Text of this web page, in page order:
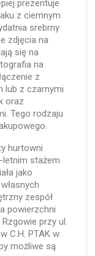
prezentuje
z ciemnym
srebrny
zdjęcia na
się na
na
z
lub z czarnymi
oraz
Tego rodzaju
hurtowni
letnim stażem
jako
zespół
powierzchni
przy ul.
C.H. PTAK w
możliwe są